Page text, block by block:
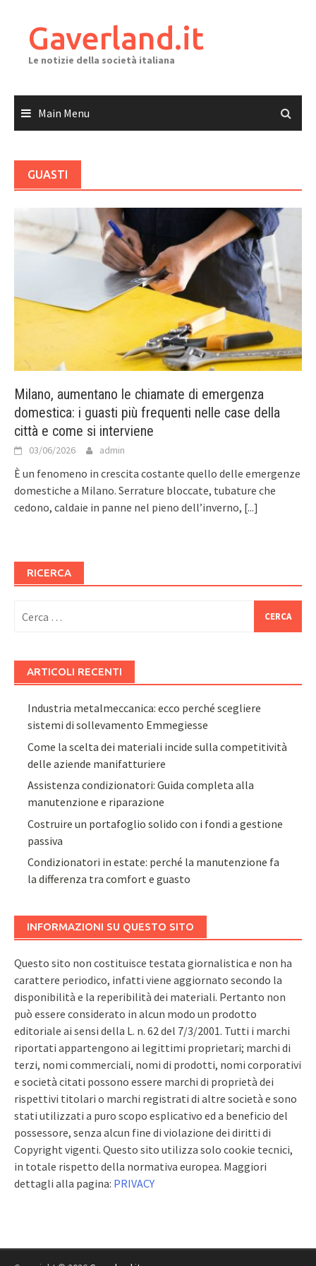
contentGaverland.it
Le notizie della società italiana
Main Menu
GUASTI
Milano, aumentano le chiamate di emergenza
domestica: i guasti più frequenti nelle case della
città e come si interviene
03/06/2026 admin
È un fenomeno in crescita costante quello delle emergenze
domestiche a Milano. Serrature bloccate, tubature che
cedono, caldaie in panne nel pieno dell’inverno, [...]
RICERCA
per:
ARTICOLI RECENTI
Industria metalmeccanica: ecco perché scegliere
sistemi di sollevamento Emmegiesse
Come la scelta dei materiali incide sulla competitività
delle aziende manifatturiere
Assistenza condizionatori: Guida completa alla
manutenzione e riparazione
Costruire un portafoglio solido con i fondi a gestione
passiva
Condizionatori in estate: perché la manutenzione fa
la differenza tra comfort e guasto
INFORMAZIONI SU QUESTO SITO
Questo sito non costituisce testata giornalistica e non ha
carattere periodico, infatti viene aggiornato secondo la
disponibilità e la reperibilità dei materiali. Pertanto non
può essere considerato in alcun modo un prodotto
editoriale ai sensi della L. n. 62 del 7/3/2001. Tutti i marchi
riportati appartengono ai legittimi proprietari; marchi di
terzi, nomi commerciali, nomi di prodotti, nomi corporativi
e società citati possono essere marchi di proprietà dei
rispettivi titolari o marchi registrati di altre società e sono
stati utilizzati a puro scopo esplicativo ed a beneficio del
possessore, senza alcun fine di violazione dei diritti di
Copyright vigenti. Questo sito utilizza solo cookie tecnici,
in totale rispetto della normativa europea. Maggiori
dettagli alla pagina: PRIVACY